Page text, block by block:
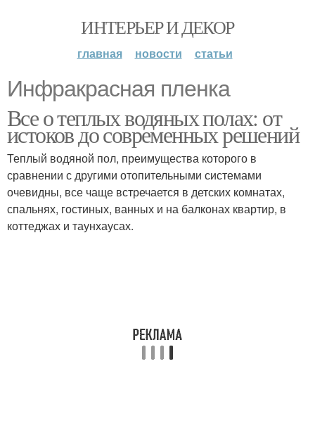
ИНТЕРЬЕР И ДЕКОР
главная новости статьи
Инфракрасная пленка
Все о теплых водяных полах: от
истоков до современных решений
Теплый водяной пол, преимущества которого в
сравнении с другими отопительными системами
очевидны, все чаще встречается в детских комнатах,
спальнях, гостиных, ванных и на балконах квартир, в
коттеджах и таунхаусах.